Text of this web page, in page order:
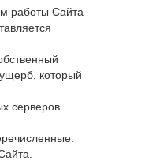
работы Сайта
который
серверов